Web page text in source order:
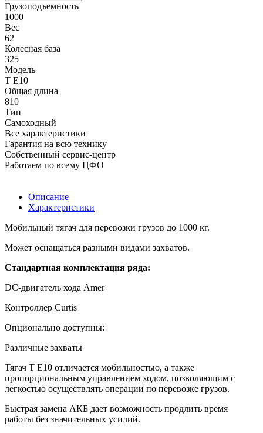
Грузоподъемность
1000
Вес
62
Колесная база
325
Модель
T E10
Общая длина
810
Тип
Самоходный
Все характеристики
Гарантия на всю технику
Собственный сервис-центр
Работаем по всему ЦФО
Описание
Характеристики
Мобильный тягач для перевозки грузов до 1000 кг.
Может оснащаться разными видами захватов.
Cтандартная комплектация ряда:
DC-двигатель хода Amer
Контроллер Curtis
Опционально доступны:
Различные захваты
Тягач T E10 отличается мобильностью, а также
пропорциональным управлением ходом, позволяющим с
легкостью осуществлять операции по перевозке грузов.
Быстрая замена АКБ дает возможность продлить время
работы без значительных усилий.